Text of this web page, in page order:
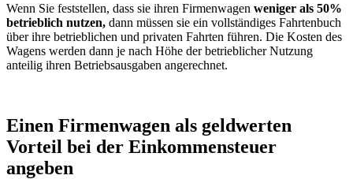
Wenn Sie feststellen, dass sie ihren Firmenwagen weniger als 50%
betrieblich nutzen, dann müssen sie ein vollständiges Fahrtenbuch
über ihre betrieblichen und privaten Fahrten führen. Die Kosten des
Wagens werden dann je nach Höhe der betrieblicher Nutzung
anteilig ihren Betriebsausgaben angerechnet.
Einen Firmenwagen als geldwerten
Vorteil bei der Einkommensteuer
angeben